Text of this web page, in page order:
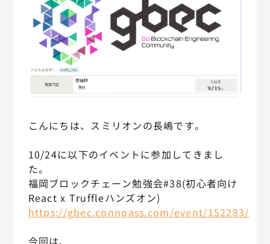
こんにちは、スミリオンの長嶋です。
10/24に以下のイベントに参加してきまし
た。
福岡ブロックチェーン勉強会#38(初心者向け
React x Truffleハンズオン)
https://gbec.connpass.com/event/152283/
今回は、